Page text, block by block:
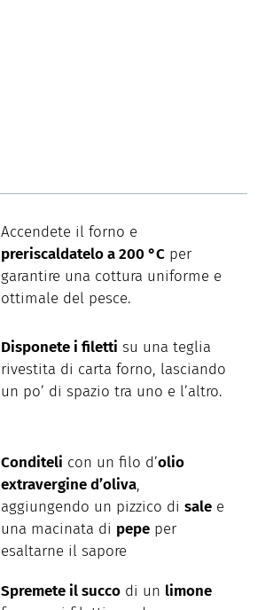
Accendete il forno e
preriscaldatelo a 200 °C per
garantire una cottura uniforme e
ottimale del pesce.
Disponete i filetti su una teglia
rivestita di carta forno, lasciando
un po’ di spazio tra uno e l’altro.
Conditeli con un filo d’olio
extravergine d’oliva,
aggiungendo un pizzico di sale e
una macinata di pepe per
esaltarne il sapore
Spremete il succo di un limone